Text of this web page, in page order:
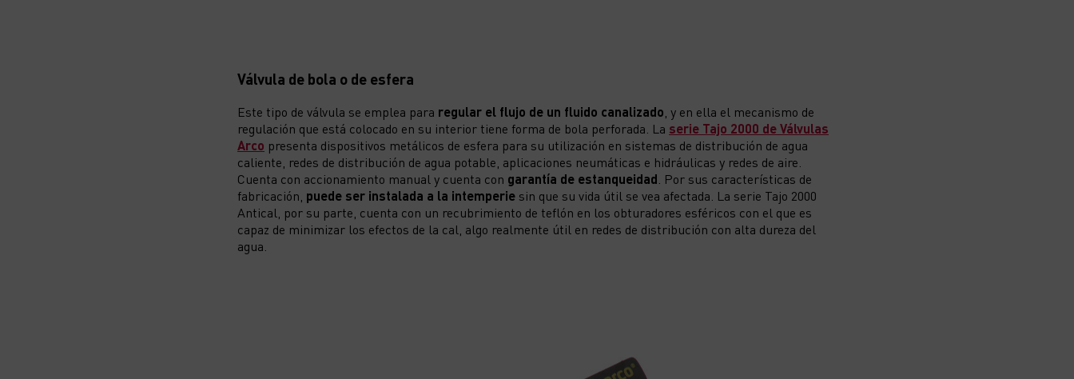
Válvula de bola o de esfera
Este tipo de válvula se emplea para regular el flujo de un fluido canalizado , y en ella el mecanismo de
regulación que está colocado en su interior tiene forma de bola perforada. La serie Tajo 2000 de Válvulas
Arco presenta dispositivos metálicos de esfera para su utilización en sistemas de distribución de agua
caliente, redes de distribución de agua potable, aplicaciones neumáticas e hidráulicas y redes de aire.
Cuenta con accionamiento manual y cuenta con garantía de estanqueidad . Por sus características de
fabricación, puede ser instalada a la intemperie sin que su vida útil se vea afectada. La serie Tajo 2000
Antical, por su parte, cuenta con un recubrimiento de teflón en los obturadores esféricos con el que es
capaz de minimizar los efectos de la cal, algo realmente útil en redes de distribución con alta dureza del
agua.